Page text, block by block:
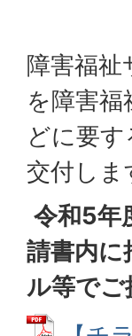
障害福祉
を障害
どに要
交付しま
令和5年
請書内に
ル等でご